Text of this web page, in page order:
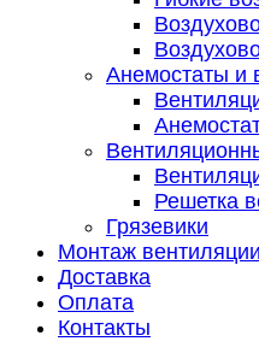
Анемостаты и
Решетка
Грязевики
Монтаж вентиляции
Доставка
Оплата
Контакты